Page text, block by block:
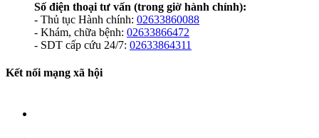
Số điện thoại tư vấn (trong giờ hành chính):
- Thủ tục Hành chính: 02633860088
- Khám, chữa bệnh: 02633866472
- SDT cấp cứu 24/7: 02633864311
Kết nối mạng xã hội